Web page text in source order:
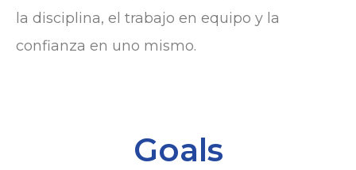
la disciplina, el trabajo en equipo y la
confianza en uno mismo.
Goals